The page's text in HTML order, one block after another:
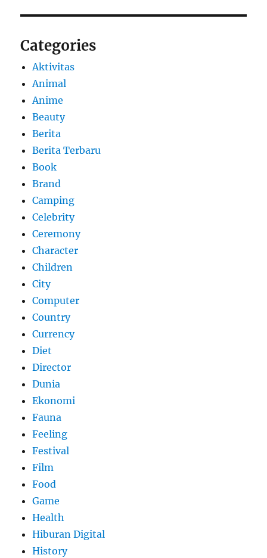
Categories
Aktivitas
Animal
Anime
Beauty
Berita
Berita Terbaru
Book
Brand
Camping
Celebrity
Ceremony
Character
Children
City
Computer
Country
Currency
Diet
Director
Dunia
Ekonomi
Fauna
Feeling
Festival
Film
Food
Game
Health
Hiburan Digital
History